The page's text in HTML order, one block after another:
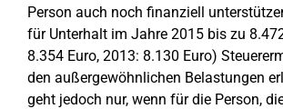
Person auch noch finanziell
für Unterhalt im Jahre 2015 bis zu
8.354 Euro, 2013: 8.130 Euro)
den außergewöhnlichen Belastungen
geht jedoch nur, wenn für die Person,